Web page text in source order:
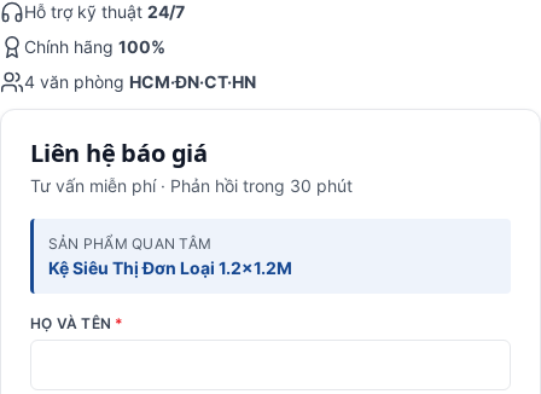
Hỗ trợ kỹ thuật 24/7
Chính hãng 100%
4 văn phòng HCM·ĐN·CT·HN
Liên hệ báo giá
Tư vấn miễn phí · Phản hồi trong 30 phút
SẢN PHẨM QUAN TÂM
Kệ Siêu Thị Đơn Loại 1.2x1.2M
HỌ VÀ TÊN *